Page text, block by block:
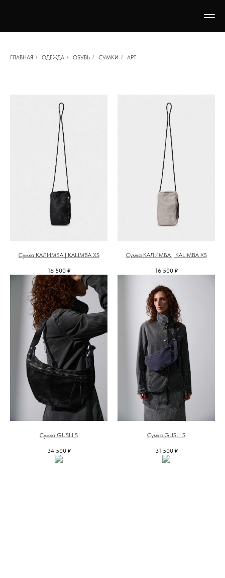
ГЛАВНАЯ / ОДЕЖДА / ОБУВЬ / СУМКИ / АРТ
Сумка КАЛИМБА | KALIMBA XS
16 500 ₽
Сумка КАЛИМБА | KALIMBA XS
16 500 ₽
Сумка GUSLI S
34 500 ₽
Сумка GUSLI S
31 500 ₽